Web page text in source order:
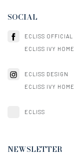
SOCIAL
ECLISS OFFICIAL
ECLISS IVY HOME
ECLISS DESIGN
ECLISS IVY HOME
ECLISS
NEWSLETTER